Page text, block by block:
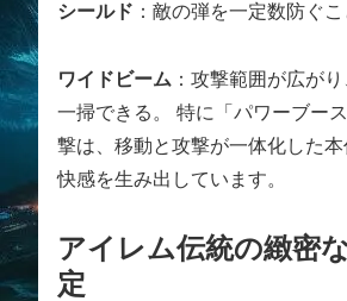
シールド ：敵の弾を一定数防ぐこ
ワイドビーム ：攻撃範囲が広が
一掃できる。 特に「パワーブー
撃は、移動と攻撃が一体化した
快感を生み出しています。
アイレム伝統の緻密
定